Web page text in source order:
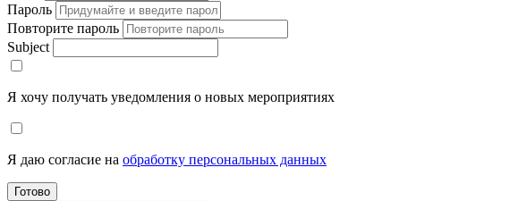
Пароль
Повторите пароль
Subject
Я хочу получать уведомления о новых мероприятиях
Я даю согласие на обработку персональных данных
Готово